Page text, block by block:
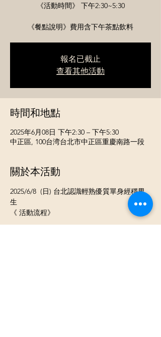
《活動時間》 下午2:30~5:30
《餐點說明》費用含下午茶點飲料
報名已截止
查看其他活動
時間和地點
2025年6月08日 下午2:30 – 下午5:30
中正區, 100台湾台北市中正區重慶南路一段
關於本活動
2025/6/8  (日) 台北認識輕熟優質單身經穩男
生
《 活動流程》